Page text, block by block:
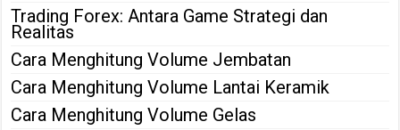
Trading Forex: Antara Game Strategi dan
Realitas
Cara Menghitung Volume Jembatan
Cara Menghitung Volume Lantai Keramik
Cara Menghitung Volume Gelas